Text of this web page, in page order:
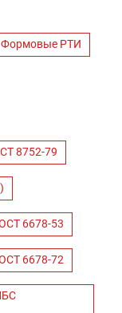
Формовые РТИ
8752-79
6678-53
6678-72